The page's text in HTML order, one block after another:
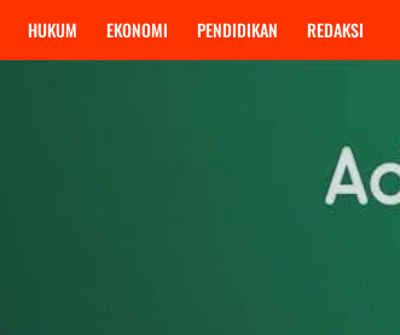
HUKUM EKONOMI PENDIDIKAN REDAKSI